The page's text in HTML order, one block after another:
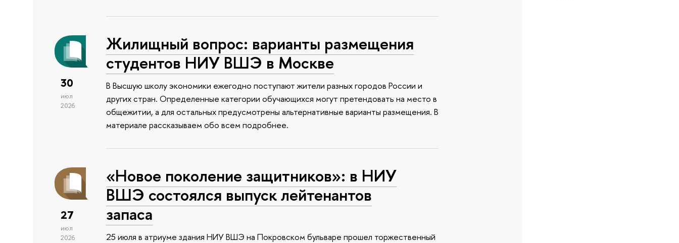
30
июл
2026
Жилищный вопрос: варианты размещения
студентов НИУ ВШЭ в Москве
В Высшую школу экономики ежегодно поступают жители разных городов России и
других стран. Определенные категории обучающихся могут претендовать на место в
общежитии, а для остальных предусмотрены альтернативные варианты размещения. В
материале рассказываем обо всем подробнее.
27
июл
2026
«Новое поколение защитников»: в НИУ
ВШЭ состоялся выпуск лейтенантов
запаса
25 июля в атриуме здания НИУ ВШЭ на Покровском бульваре прошел торжественный